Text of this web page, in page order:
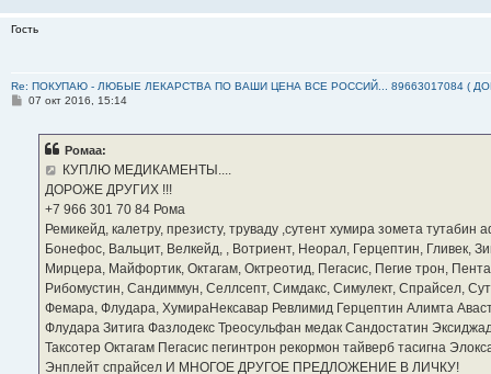
Гость
Re: ПОКУПАЮ - ЛЮБЫЕ ЛЕКАРСТВА ПО ВАШИ ЦЕНА ВСЕ РОССИЙ... 89663017084 (
С07 окт 2016, 15:14
Ромаа:
КУПЛЮ МЕДИКАМЕНТЫ....
ДОРОЖЕ ДРУГИХ !!!
‪+7 966 301 70 84‬ Рома
Ремикейд, калетру, презисту, труваду ,сутент хумира зомета
Бонефос, Вальцит, Велкейд, , Вотриент, Неорал, Герцептин, Гливек,
Мирцера, Майфортик, Октагам, Октреотид, Пегасис, Пегие трон,
Рибомустин, Сандиммун, Селлсепт, Симдакс, Симулект, Спрайсел,
Фемара, Флудара, ХумираНексавар Ревлимид Герцептин Алимта
Флудара Зитига Фазлодекс Треосульфан медак Сандостатин
Таксотер Октагам Пегасис пегинтрон рекормон тайверб тасигна
Энплейт спрайсел И МНОГОЕ ДРУГОЕ ПРЕДЛОЖЕНИЕ В ЛИЧКУ!